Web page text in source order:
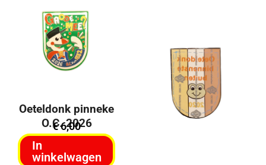
Oeteldonk pinneke
O.C. 2026
€6,00
In
winkelwagen